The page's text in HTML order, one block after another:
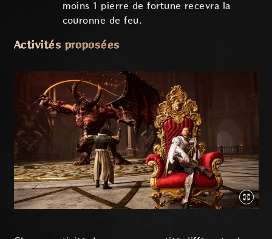
moins 1 pierre de fortune recevra la
couronne de feu.
Activités proposées